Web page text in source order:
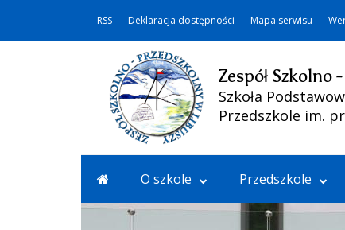
RSS Deklaracja dostępności Mapa serwisu
Zespół Szkolno
Szkoła
Przedszkole im.
O szkole Przedszkole